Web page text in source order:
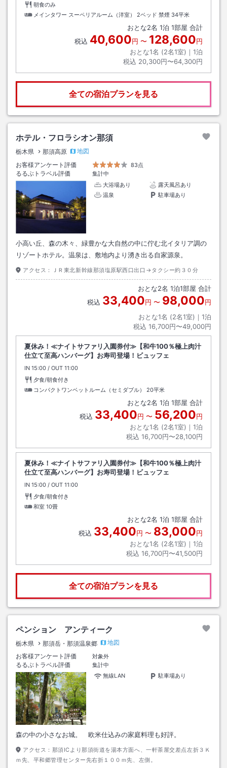
朝食のみ
メインタワー スーペリアルーム（洋室） 2ベッド 禁煙 34平米
おとな2名 1泊 1部屋 合計
税込 40,600円 〜 128,600円
おとな1名 (2名1室)｜ 1泊
税込 20,300円〜64,300円
全ての宿泊プランを見る
ホテル・フロラシオン那須
栃木県 那須高原
地図
お客様アンケート評価
83点
るるぶトラベル評価
集計中
大浴場あり
露天風呂あり
温泉
駐車場あり
小高い丘、森の木々、緑豊かな大自然の中に佇む北イタリア調の
リゾートホテル。温泉は、敷地内より湧き出る自家源泉。
アクセス： ＪＲ東北新幹線那須塩原駅西口出口→タクシー約３０分
おとな2名 1泊1部屋 合計
税込 33,400円 〜 98,000円
おとな1名 (2名1室)｜ 1泊
税込 16,700円〜49,000円
夏休み！≪ナイトサファリ入園券付≫【和牛100％極上肉汁
仕立て至高ハンバーグ】お寿司登場！ビュッフェ
IN チェックイン
15:00 / OUT チェックアウト
11:00
夕食/朝食付き
コンパクトワンベットルーム（セミダブル）
20平米
おとな2名 1泊 1部屋 合計
税込 33,400円 〜 56,200円
おとな1名 (2名1室)｜ 1泊
税込 16,700円〜28,100円
夏休み！≪ナイトサファリ入園券付≫【和牛100％極上肉汁
仕立て至高ハンバーグ】お寿司登場！ビュッフェ
IN チェックイン
15:00 / OUT チェックアウト
11:00
夕食/朝食付き
和室 10畳
おとな2名 1泊 1部屋 合計
税込 33,400円 〜 83,000円
おとな1名 (2名1室)｜ 1泊
税込 16,700円〜41,500円
全ての宿泊プランを見る
ペンション アンティーク
栃木県 那須岳・那須温泉郷
地図
お客様アンケート評価
対象外
るるぶトラベル評価
集計中
無線LAN
駐車場あり
森の中の小さなお城。 欧米仕込みの家庭料理も好評。
アクセス： 那須ICより那須街道を湯本方面へ、一軒茶屋交差点左折３Ｋ
ｍ先、平和郷管理センター先右折１００ｍ先、左側。